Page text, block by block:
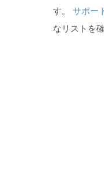
す。 サポー
なリストを